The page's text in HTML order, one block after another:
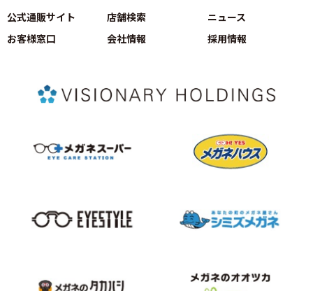
公式通販サイト 店舗検索
ニュース
お客様窓口
会社情報 採用情報